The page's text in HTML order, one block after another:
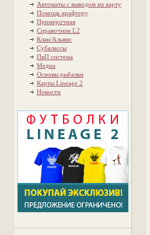
Автоматы с выводом на карту
Помощь крафтеру
Примерочная
Справочник L2
Клан/Альянс
Субклассы
ПвП система
Медиа
Основы рыбалки
Карты Lineage 2
Новости